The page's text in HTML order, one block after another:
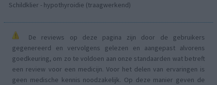
Schildklier - hypothyroidie (traagwerkend)
De reviews op deze pagina zijn door de gebruikers
gegenereerd en vervolgens gelezen en aangepast alvorens
goedkeuring, om zo te voldoen aan onze standaarden wat betreft
een review voor een medicijn. Voor het delen van ervaringen is
geen medische kennis noodzakelijk. Op deze manier geven de